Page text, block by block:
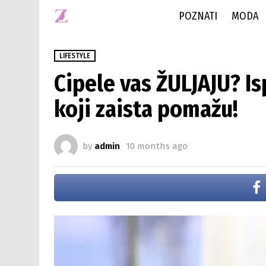
POZNATI MODA
LIFESTYLE
Cipele vas ŽULJAJU?
koji zaista pomažu!
by admin 10 months ago